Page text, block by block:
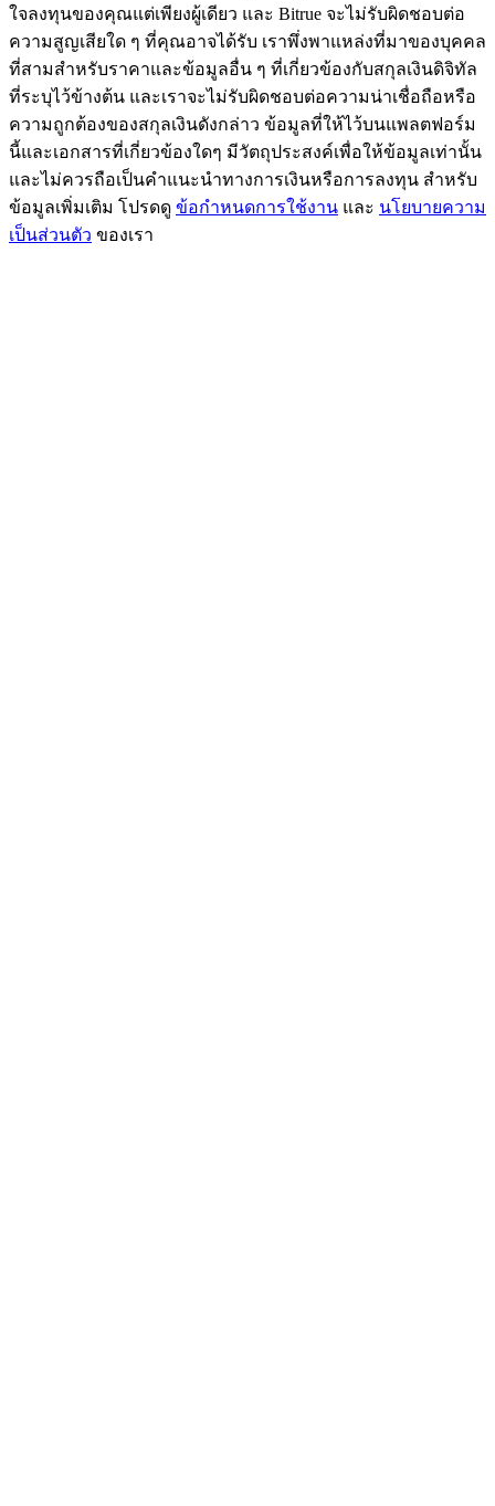
รับรางวัลและสิทธิพิเศษสุดพิเศษ
ศูนย์รางวัล
เข้าสู่ระบบลงชื่อ
ใจลงทุนของคุณแต่เพียงผู้เดียว และ Bitrue จะไม่รับผิดชอบต่อ
ความสูญเสียใด ๆ ที่คุณอาจได้รับ เราพึ่งพาแหล่งที่มาของบุคคล
ที่สามสำหรับราคาและข้อมูลอื่น ๆ ที่เกี่ยวข้องกับสกุลเงินดิจิทัล
ที่ระบุไว้ข้างต้น และเราจะไม่รับผิดชอบต่อความน่าเชื่อถือหรือ
ความถูกต้องของสกุลเงินดังกล่าว ข้อมูลที่ให้ไว้บนแพลตฟอร์ม
นี้และเอกสารที่เกี่ยวข้องใดๆ มีวัตถุประสงค์เพื่อให้ข้อมูลเท่านั้น
และไม่ควรถือเป็นคำแนะนำทางการเงินหรือการลงทุน สำหรับ
ข้อมูลเพิ่มเติม โปรดดู ข้อกำหนดการใช้งาน และ นโยบายความ
เป็นส่วนตัว ของเรา